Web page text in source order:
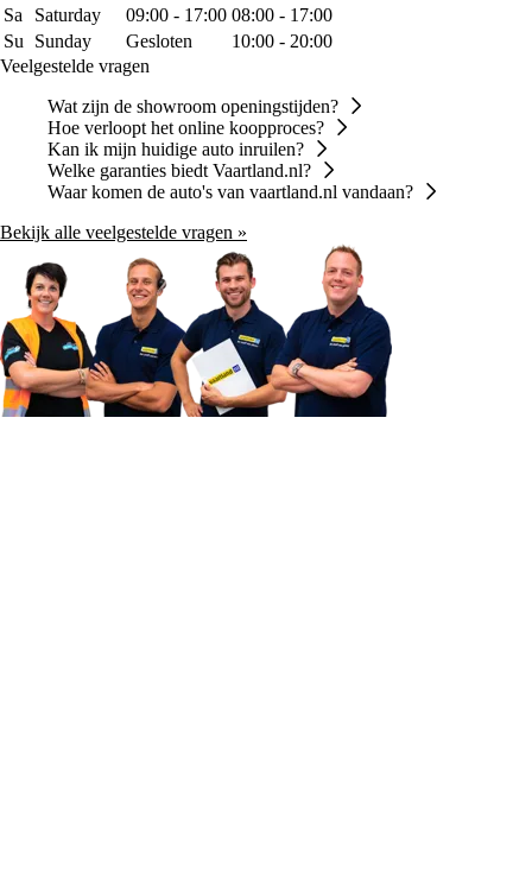
Sa
Saturday 09:00 - 17:00 08:00 - 17:00
Su
Sunday Gesloten
10:00 - 20:00
Veelgestelde vragen
Wat zijn de showroom openingstijden?
Hoe verloopt het online koopproces?
Kan ik mijn huidige auto inruilen?
Welke garanties biedt Vaartland.nl?
Waar komen de auto's van vaartland.nl vandaan?
Bekijk alle veelgestelde vragen »